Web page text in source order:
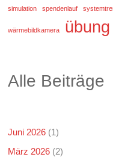
simulation
spendenlauf
wärmebildkamera übung
Alle Beiträge
Juni 2026 (1)
März 2026 (2)